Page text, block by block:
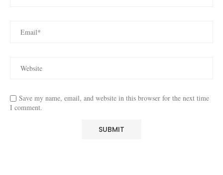
Save my name, email, and website in this browser for the next time
I comment.